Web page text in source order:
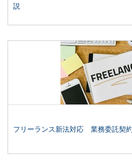
説
フリーランス新法対応 業務委託契